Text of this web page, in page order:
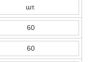
шт.
60
60